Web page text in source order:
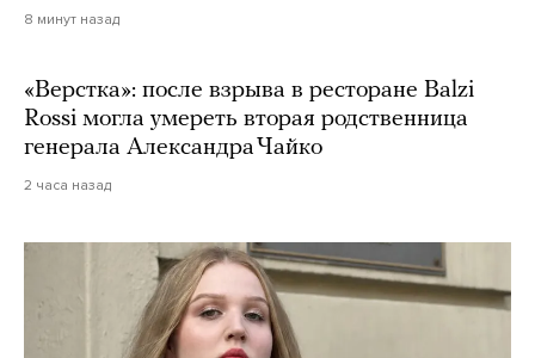
8 минут назад
«Верстка»: после взрыва в ресторане Balzi
Rossi могла умереть вторая родственница
генерала Александра Чайко
2 часа назад